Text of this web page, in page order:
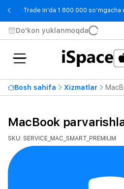
Trade In’da 1 800 000 so‘mgacha
Do'kon yuklanmoqda
Bosh sahifa Xizmatlar
MacBook
SKU: SERVICE_MAC_SMART_PREMIUM